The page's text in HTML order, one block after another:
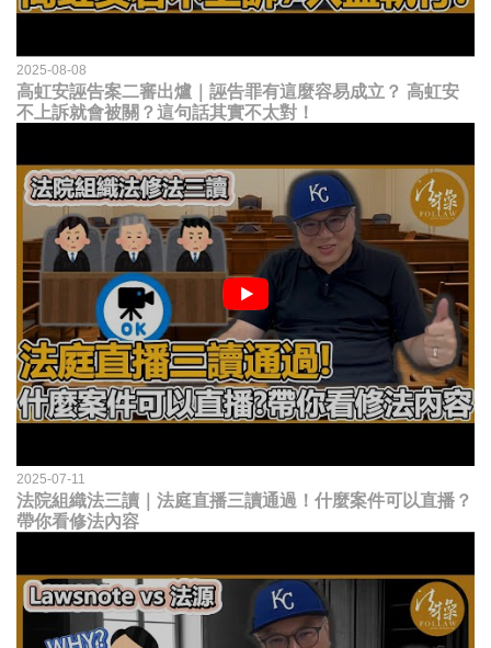
2025-08-08
高虹安誣告案二審出爐｜誣告罪有這麼容易成立？ 高虹安
不上訴就會被關？這句話其實不太對！
2025-07-11
法院組織法三讀｜法庭直播三讀通過！什麼案件可以直播？
帶你看修法內容